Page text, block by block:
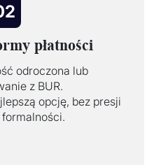
płatności
odroczona lub
z BUR.
opcję, bez presji